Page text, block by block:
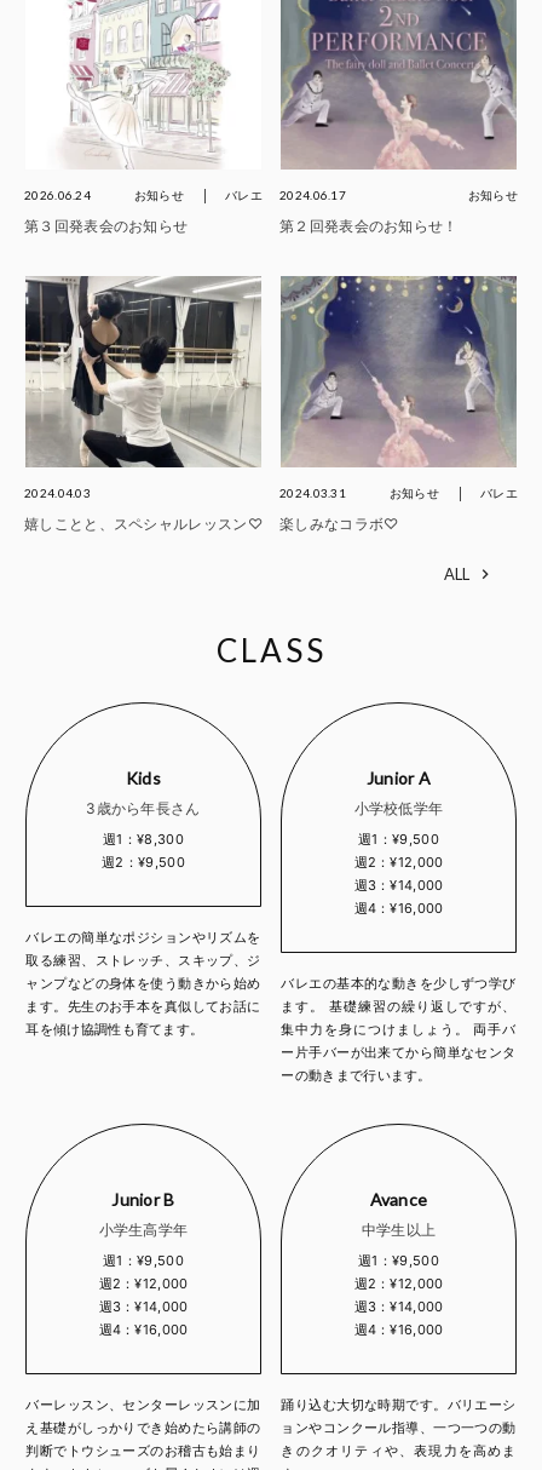
2026.06.24 お知らせ バレエ
第３回発表会のお知らせ
2024.06.17 お知らせ
第２回発表会のお知らせ！
2024.04.03
嬉しことと、スペシャルレッスン♡
2024.03.31 お知らせ バレエ
楽しみなコラボ♡
ALL
CLASS
Kids
3歳から年長さん
週1：¥8,300
週2：¥9,500
バレエの簡単なポジションやリズムを
取る練習、ストレッチ、スキップ、ジ
ャンプなどの身体を使う動きから始め
ます。先生のお手本を真似してお話に
耳を傾け協調性も育てます。
Junior A
小学校低学年
週1：¥9,500
週2：¥12,000
週3：¥14,000
週4：¥16,000
バレエの基本的な動きを少しずつ学び
ます。 基礎練習の繰り返しですが、
集中力を身につけましょう。 両手バ
ー片手バーが出来てから簡単なセンタ
ーの動きまで行います。
Junior B
小学生高学年
週1：¥9,500
週2：¥12,000
週3：¥14,000
週4：¥16,000
バーレッスン、センターレッスンに加
え基礎がしっかりでき始めたら講師の
判断でトウシューズのお稽古も始まり
Avance
中学生以上
週1：¥9,500
週2：¥12,000
週3：¥14,000
週4：¥16,000
踊り込む大切な時期です。バリエーシ
ョンやコンクール指導、一つ一つの動
きのクオリティや、表現力を高めま